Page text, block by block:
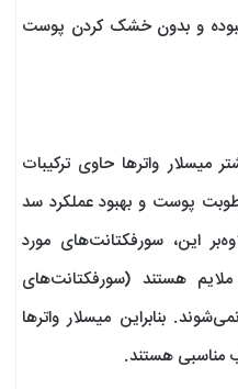
و بدون خشک کردن پوست
میسلار واترها حاوی ترکیبات
پوست و بهبود عملکرد سد
این، سورفکتانت‌های مورد
ملایم هستند (سورفکتانت‌های
بنابراین میسلار واترها
مناسبی هستند.